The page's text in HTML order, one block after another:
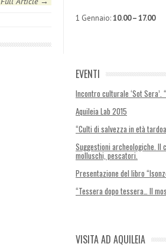
1 Gennaio:10.00 – 17.00
EVENTI
Incontro culturale ‘Sot
Aquileia Lab 2015
“Culti di salvezza in età
Suggestioni archeologiche. Il
molluschi, pescatori.
Presentazione del libro
“Tessera dopo tessera… Il
VISITA AD AQUILEIA